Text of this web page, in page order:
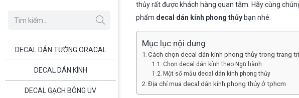
DECAL DÁN TƯỜNG ORACAL
DECAL DÁN KÍNH
DECAL GẠCH BÔNG UV
thủy rất được khách hàng quan tâm. Hãy cùng
phẩm decal dán kính phong thủy bạn nhé.
Mục lục nội dung
Cách chọn decal dán kính phong thủy trong trang
Chọn decal dán kính theo Ngũ hành
Một số mẫu decal dán kính phong thủy
Địa chỉ mua decal dán kính phong thủy ở tphcm